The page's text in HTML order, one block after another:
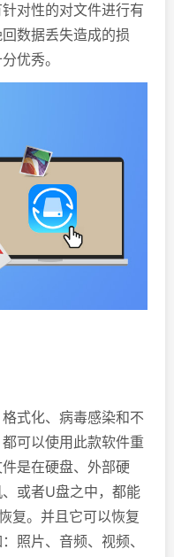
对性的对文件进行有
数据丢失造成的损
优秀。
式化、病毒感染和不
可以使用此款软件重
是在硬盘、外部硬
或者U盘之中，都能
复。并且它可以恢复
照片、音频、视频、